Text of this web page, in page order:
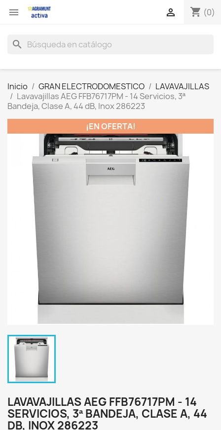
 shopping_cart (0)

search
Inicio GRAN ELECTRODOMESTICO
LAVAVAJILLAS
Lavavajillas AEG FFB76717PM - 14 Servicios, 3ª
Bandeja, Clase A, 44 dB, Inox 286223
¡EN OFERTA!
LAVAVAJILLAS AEG FFB76717PM - 14
SERVICIOS, 3ª BANDEJA, CLASE A, 44
DB, INOX 286223